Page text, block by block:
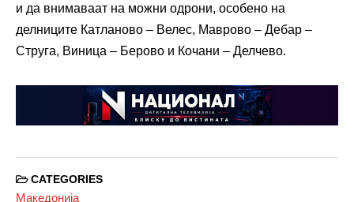
и да внимаваат на можни одрони, особено на
делниците Катланово – Велес, Маврово – Дебар –
Струга, Виница – Берово и Кочани – Делчево.
CATEGORIES
Македонија